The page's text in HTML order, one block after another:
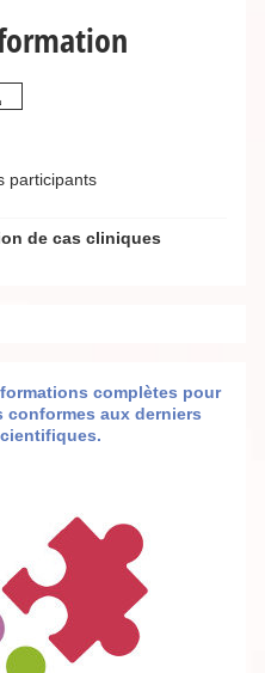
participants
de cas cliniques
complètes pour
conformes aux derniers